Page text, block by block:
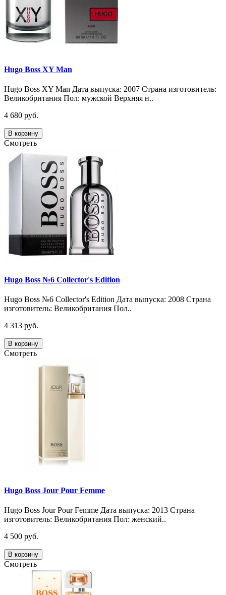
Hugo Boss XY Man
Hugo Boss XY Man Дата выпуска: 2007 Страна изготовитель:
Великобритания Пол: мужской Верхняя н..
4 680 руб.
В корзину
Смотреть
Hugo Boss №6 Collector's Edition
Hugo Boss №6 Collector's Edition Дата выпуска: 2008 Страна
изготовитель: Великобритания Пол..
4 313 руб.
В корзину
Смотреть
Hugo Boss Jour Pour Femme
Hugo Boss Jour Pour Femme Дата выпуска: 2013 Страна
изготовитель: Великобритания Пол: женский..
4 500 руб.
В корзину
Смотреть